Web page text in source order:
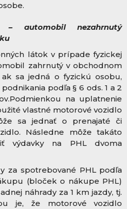
– automobil nezahrnutý
látok v prípade fyzickej
zahrnutý v obchodnom
sa jedná o fyzickú osobu,
podľa § 6 ods. 1 a 2
na uplatnenie
vlastné motorové vozidlo
sa jednať o prenajaté či
Následne môže takáto
výdavky na PHL dvoma
spotrebované PHL podľa
(bloček o nákupe PHL)
náhrady za 1 km jazdy, tj.
je, že motorové vozidlo